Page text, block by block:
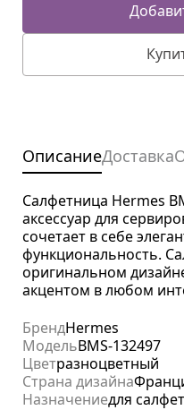
ОписаниеДоставка
Салфетница Hermes
аксессуар для
сочетает в себе
функциональность.
оригинальном
акцентом в любом
БрендHermes
МодельBMS-132497
Цветразноцветный
Страна дизайна
Назначениедля